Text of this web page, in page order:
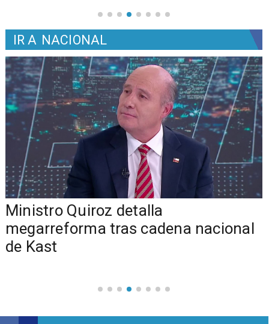
IR A NACIONAL
Ministro Quiroz detalla
megarreforma tras cadena nacional
de Kast